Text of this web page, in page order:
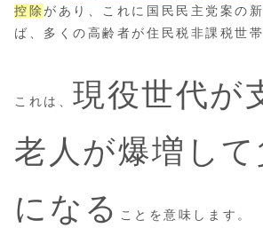
控除 があり、これに国民民主党案の
ば、多くの高齢者が住民税非課税世
これは、現役世代が
老人が爆増して
になる ことを意味します。